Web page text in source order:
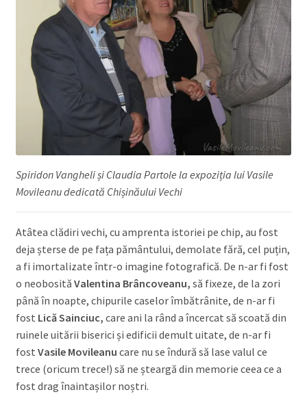
Spiridon Vangheli și Claudia Partole la expoziția lui Vasile
Movileanu dedicată Chișinăului Vechi
Atâtea clădiri vechi, cu amprenta istoriei pe chip, au fost
deja șterse de pe fața pământului, demolate fără, cel puțin,
a fi imortalizate într-o imagine fotografică. De n-ar fi fost
o neobosită Valentina Brâncoveanu, să fixeze, de la zori
până în noapte, chipurile caselor îmbătrânite, de n-ar fi
fost Lică Sainciuc, care ani la rând a încercat să scoată din
ruinele uitării biserici și edificii demult uitate, de n-ar fi
fost Vasile Movileanu care nu se îndură să lase valul ce
trece (oricum trece!) să ne șteargă din memorie ceea ce a
fost drag înaintașilor noștri.